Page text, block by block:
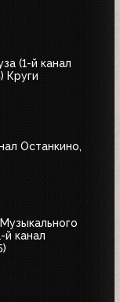
(1-й канал
Круги
Останкино,
й канал